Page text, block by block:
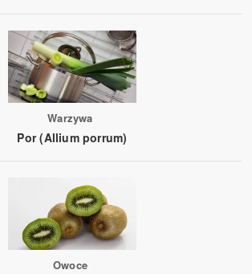
Warzywa
Por (Allium porrum)
Owoce